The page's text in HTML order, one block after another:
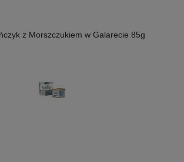
z Morszczukiem w Galarecie 85g